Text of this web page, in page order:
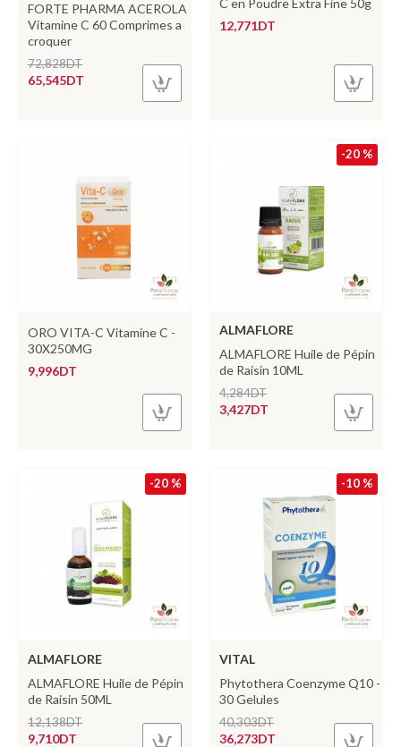
FORTE PHARMA ACEROLA
Vitamine C 60 Comprimes a
croquer
65,545DT
72,828DT
C en Poudre Extra Fine 50g
12,771DT
ORO VITA-C Vitamine C -
30X250MG
9,996DT
-20 %
ALMAFLORE
ALMAFLORE Huile de Pépin
de Raisin 10ML
3,427DT
4,284DT
-20 %
ALMAFLORE
ALMAFLORE Huile de Pépin
de Raisin 50ML
9,710DT
12,138DT
-10 %
VITAL
Phytothera Coenzyme Q10 -
30 Gelules
36,273DT
40,303DT